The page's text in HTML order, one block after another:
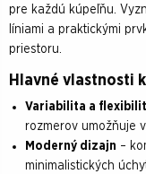
pre každú kúpeľňu.
líniami a praktickými
priestoru.
Hlavné vlastnosti
Variabilita a
rozmerov umožňuje
Moderný dizajn –
minimalistických